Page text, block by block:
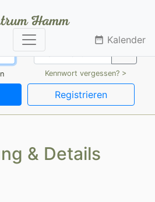
date_range Kalender
Kennwort vergessen? >
Registrieren
& Details